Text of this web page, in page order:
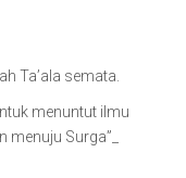
Ta’ala semata.
menuntut ilmu
Surga”_